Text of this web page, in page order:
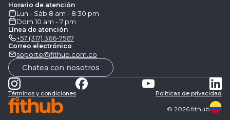
Horario de atención
Lun - Sáb 8 am - 8:30 pm
Dom 10 am - 7 pm
Línea de atención
+57 (317) 366-7567
Correo electrónico
soporte@fithub.com.co
Chatea con nosotros
Términos y condiciones Politicas de privacidad
© 2026 fithub